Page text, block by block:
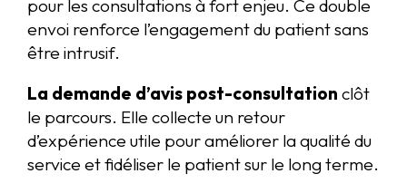
pour les consultations à fort enjeu. Ce double
envoi renforce l’engagement du patient sans
être intrusif.
La demande d’avis post-consultation clôt
le parcours. Elle collecte un retour
d’expérience utile pour améliorer la qualité du
service et fidéliser le patient sur le long terme.